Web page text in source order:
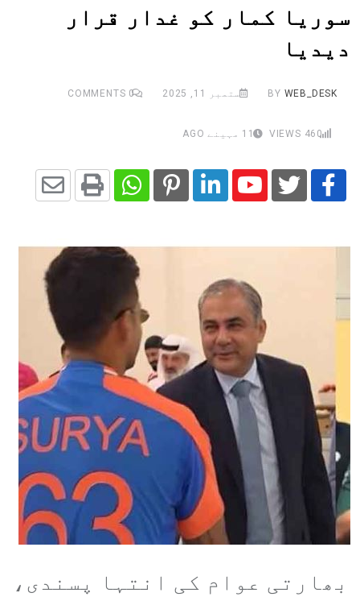
سوریا کمار کو غدار قرار
دیدیا
BY WEB_DESK ستمبر 11, 2025 0
460 11 مہینے AGO
Youtube
LinkedIn
Pinterest
Whatsapp
Print
via
Email
بھارتی عوام کی انتہا پسندی،